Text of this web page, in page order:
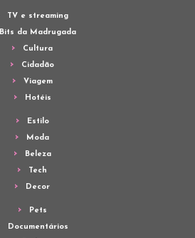
TV e streaming
Bits da Madrugada
Cultura
Cidadão
Viagem
Hotéis
Estilo
Moda
Beleza
Tech
Decor
Pets
Documentários